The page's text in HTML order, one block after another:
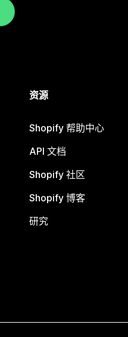
资源
Shopify 帮助中心
API 文档
Shopify 社区
Shopify 博客
研究